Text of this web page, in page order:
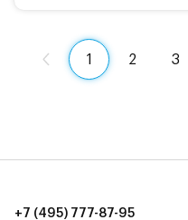
1 2 3
+7 (495) 777-87-95